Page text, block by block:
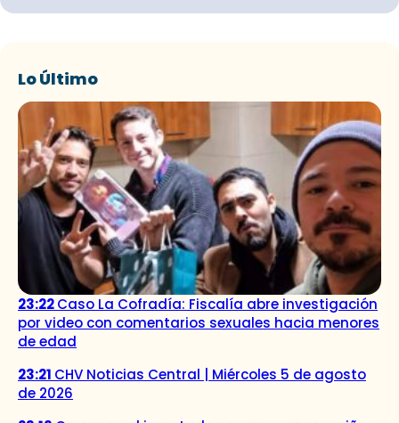
Lo Último
23:22Caso La Cofradía: Fiscalía abre investigación
por video con comentarios sexuales hacia menores
de edad
23:21 CHV Noticias Central | Miércoles 5 de agosto
de 2026